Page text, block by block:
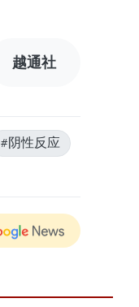
越通社
#阴性反应